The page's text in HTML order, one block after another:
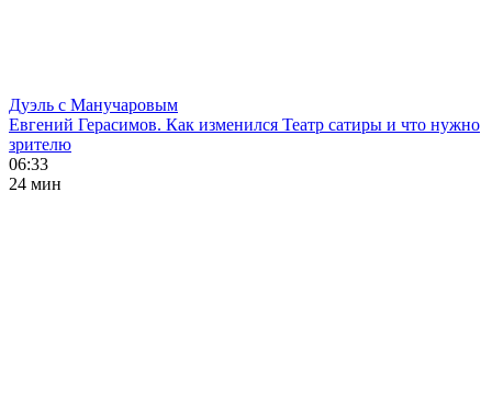
Дуэль с Манучаровым
Евгений Герасимов. Как изменился Театр сатиры и что нужно
зрителю
06:33
24 мин